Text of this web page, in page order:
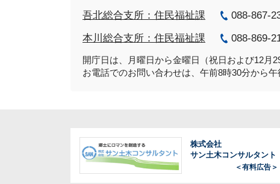
吾北総合支所：住民福祉課
088-867-
本川総合支所：住民福祉課
088-869-
開庁日は、月曜日から金曜日（祝日および12月
お電話でのお問い合わせは、午前8時30分から
株式会社
サン土木コンサルタント
＜有料広告＞